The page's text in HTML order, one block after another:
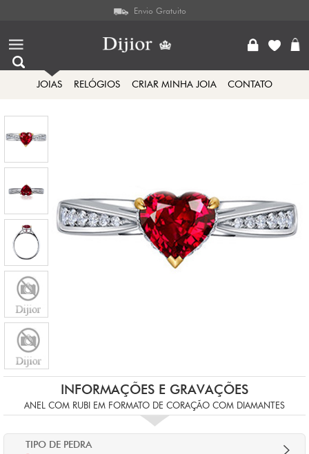
Envio Gratuito
JOIAS RELÓGIOS CRIAR MINHA JOIA CONTATO
INFORMAÇÕES E GRAVAÇÕES
ANEL COM RUBI EM FORMATO DE CORAÇÃO COM DIAMANTES
TIPO DE PEDRA